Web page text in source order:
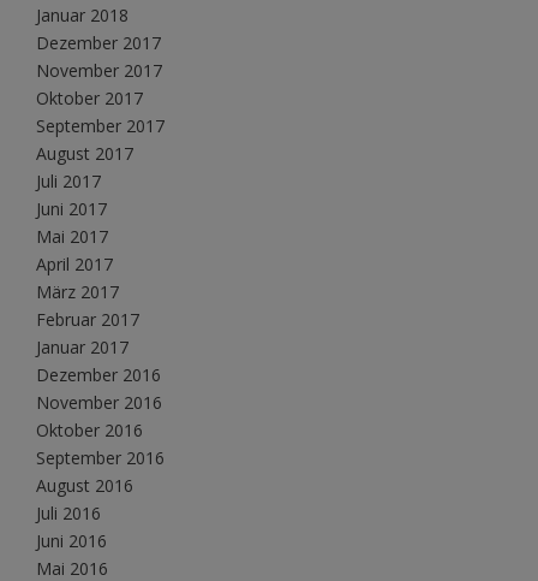
Januar 2018
Dezember 2017
November 2017
Oktober 2017
September 2017
August 2017
Juli 2017
Juni 2017
Mai 2017
April 2017
März 2017
Februar 2017
Januar 2017
Dezember 2016
November 2016
Oktober 2016
September 2016
August 2016
Juli 2016
Juni 2016
Mai 2016